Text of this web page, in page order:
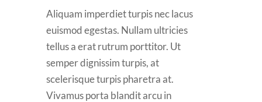
Aliquam imperdiet turpis nec lacus
euismod egestas. Nullam ultricies
tellus a erat rutrum porttitor. Ut
semper dignissim turpis, at
scelerisque turpis pharetra at.
Vivamus porta blandit arcu in